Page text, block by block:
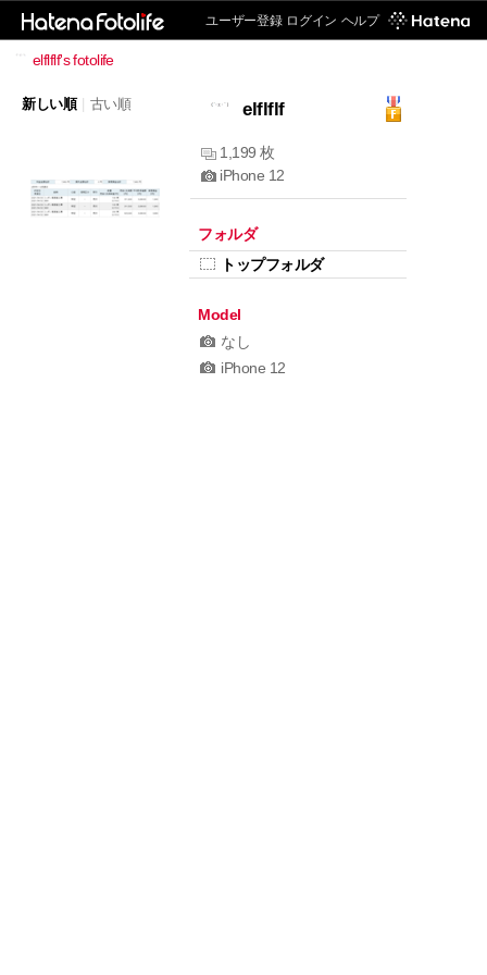
ユーザー登録 ログイン ヘルプ
elflflf's fotolife
新しい順 古い順 elflflf
1,199 枚
iPhone 12
フォルダ
トップフォルダ
Model
なし
iPhone 12